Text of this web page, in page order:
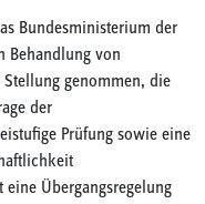
Bundesministerium der
Behandlung von
genommen, die
der
Prüfung sowie eine
Übergangsregelung